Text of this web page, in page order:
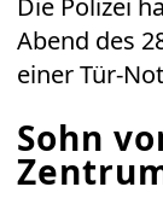
Die Polizei
Abend des
einer Tür-
Sohn